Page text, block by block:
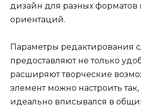
дизайн для разных форматов
ориентаций.
Параметры редактирования
предоставляют не только
расширяют творческие
элемент можно настроить так,
идеально вписывался в